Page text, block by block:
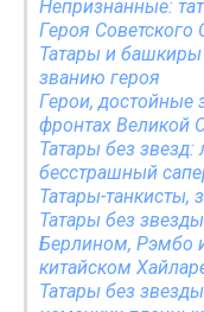
Непризнанные:
Героя Советского
Татары и башкиры
званию героя
Герои, достойные
фронтах Великой
Татары без звезд:
бесстрашный
Татары-танкисты,
Татары без
Берлином, Рэмбо
китайском
Татары без